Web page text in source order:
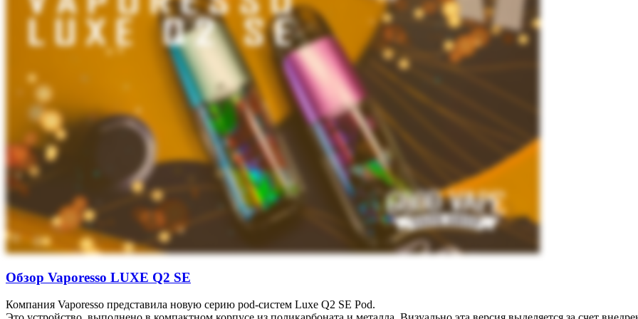
Обзор Vaporesso LUXE Q2 SE
Компания Vaporesso представила новую серию pod-систем Luxe Q2 SE Pod.